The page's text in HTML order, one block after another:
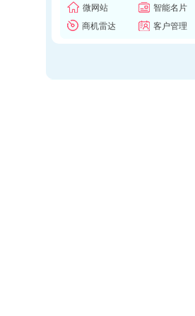
微网站
智能名片
商机雷达
客户管理